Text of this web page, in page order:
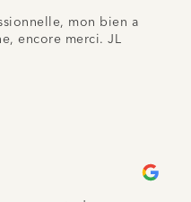
mon bien a
encore merci. JL